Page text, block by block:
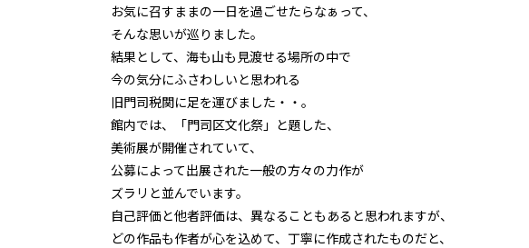
お気に召すままの一日を過ごせたらなぁって、
そんな思いが巡りました。
結果として、海も山も見渡せる場所の中で
今の気分にふさわしいと思われる
旧門司税関に足を運びました・・。
館内では、「門司区文化祭」と題した、
美術展が開催されていて、
公募によって出展された一般の方々の力作が
ズラリと並んでいます。
自己評価と他者評価は、異なることもあると思われますが、
どの作品も作者が心を込めて、丁寧に作成されたものだと、